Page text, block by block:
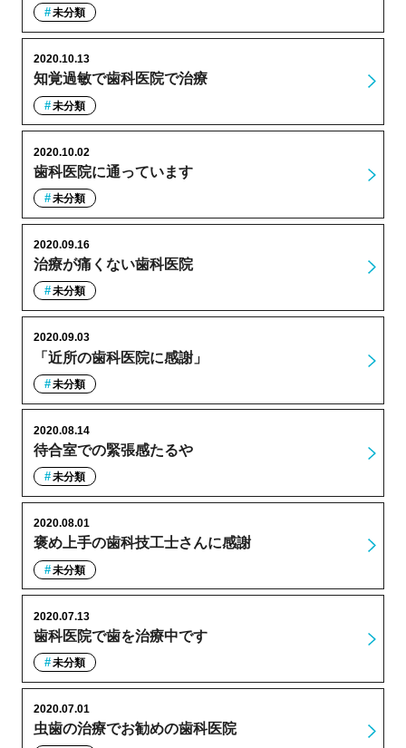
未分類
知覚過敏で歯科医院で治療
2020.10.13
未分類
歯科医院に通っています
2020.10.02
未分類
治療が痛くない歯科医院
2020.09.16
未分類
「近所の歯科医院に感謝」
2020.09.03
未分類
待合室での緊張感たるや
2020.08.14
未分類
褒め上手の歯科技工士さんに感謝
2020.08.01
未分類
歯科医院で歯を治療中です
2020.07.13
未分類
虫歯の治療でお勧めの歯科医院
2020.07.01